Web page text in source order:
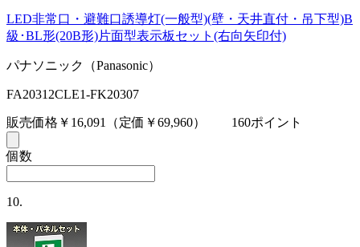
LED非常口・避難口誘導灯(一般型)(壁・天井直付・吊下型)B
級･BL形(20B形)片面型表示板セット(右向矢印付)
パナソニック（Panasonic）
FA20312CLE1-FK20307
販売価格￥16,091 （定価￥69,960） 160ポイント
個数
10.